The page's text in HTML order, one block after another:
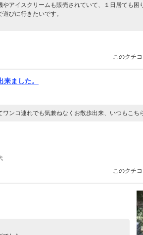
アイスクリームも販売されていて、１日居ても困
びに行きたいです。
このクチ
ました。
ンコ連れでも気兼ねなくお散歩出来、いつもこち
このクチ